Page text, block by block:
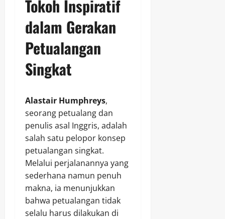
Tokoh Inspiratif
dalam Gerakan
Petualangan
Singkat
Alastair Humphreys,
seorang petualang dan
penulis asal Inggris, adalah
salah satu pelopor konsep
petualangan singkat.
Melalui perjalanannya yang
sederhana namun penuh
makna, ia menunjukkan
bahwa petualangan tidak
selalu harus dilakukan di